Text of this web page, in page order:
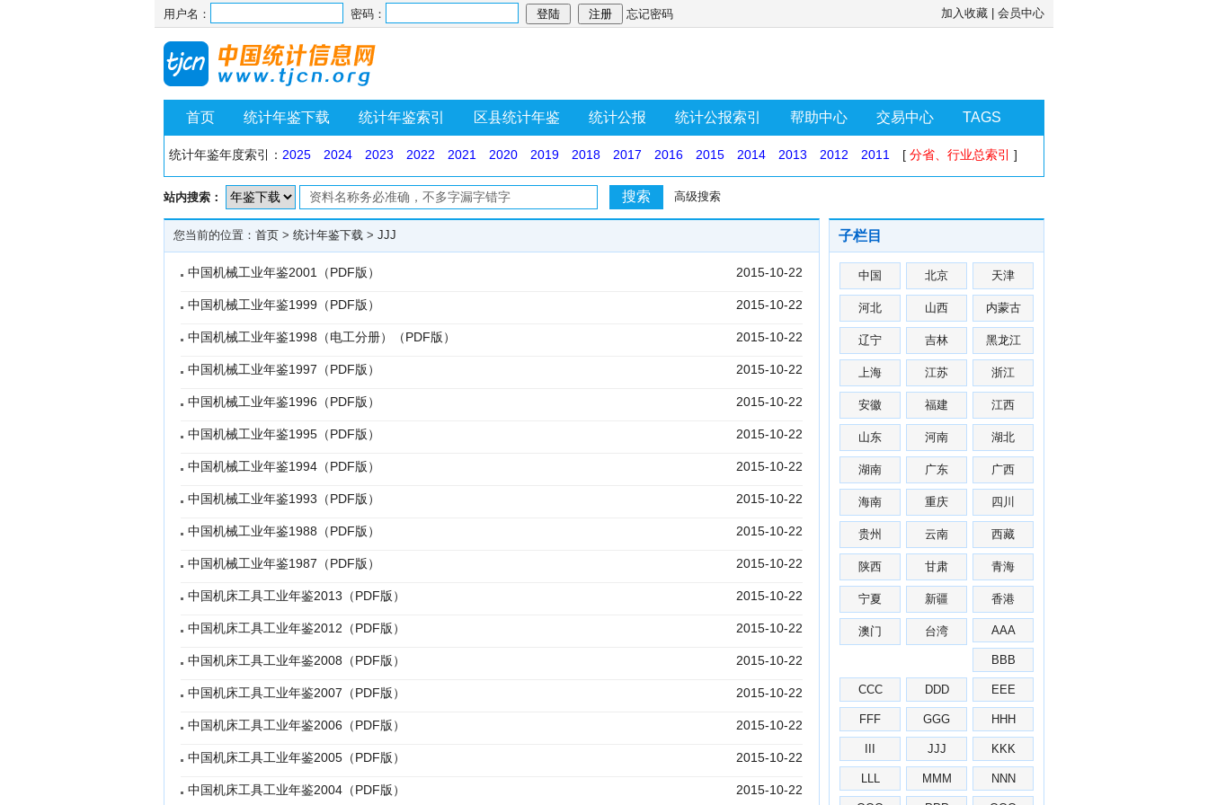
用户名： 密码： 忘记密码 加入收藏 会员中心
首页 统计年鉴下载 统计年鉴索引 区县统计年鉴 统计公报 统计公报索引 帮助中心 交易中心 TAGS
统计年鉴年度索引： 2025 2024 2023 2022 2021 2020 2019 2018 2017 2016 2015 2014 2013 2012 2011 [ 分省、行业总索引 ]
站内搜索： 高级搜索
您当前的位置： 首页 > 统计年鉴下载 > JJJ
中国机械工业年鉴2001（PDF版） 2015-10-22
中国机械工业年鉴1999（PDF版） 2015-10-22
中国机械工业年鉴1998（电工分册）（PDF版） 2015-10-22
中国机械工业年鉴1997（PDF版） 2015-10-22
中国机械工业年鉴1996（PDF版） 2015-10-22
中国机械工业年鉴1995（PDF版） 2015-10-22
中国机械工业年鉴1994（PDF版） 2015-10-22
中国机械工业年鉴1993（PDF版） 2015-10-22
中国机械工业年鉴1988（PDF版） 2015-10-22
中国机械工业年鉴1987（PDF版） 2015-10-22
中国机床工具工业年鉴2013（PDF版） 2015-10-22
中国机床工具工业年鉴2012（PDF版） 2015-10-22
中国机床工具工业年鉴2008（PDF版） 2015-10-22
中国机床工具工业年鉴2007（PDF版） 2015-10-22
中国机床工具工业年鉴2006（PDF版） 2015-10-22
中国机床工具工业年鉴2005（PDF版） 2015-10-22
中国机床工具工业年鉴2004（PDF版） 2015-10-22
子栏目
中国 北京 天津
河北 山西 内蒙古
辽宁 吉林 黑龙江
上海 江苏 浙江
安徽 福建 江西
山东 河南 湖北
湖南 广东 广西
海南 重庆 四川
贵州 云南 西藏
陕西 甘肃 青海
宁夏 新疆 香港
澳门 台湾 AAA
BBB
CCC DDD EEE
FFF GGG HHH
JJJ KKK
LLL MMM NNN